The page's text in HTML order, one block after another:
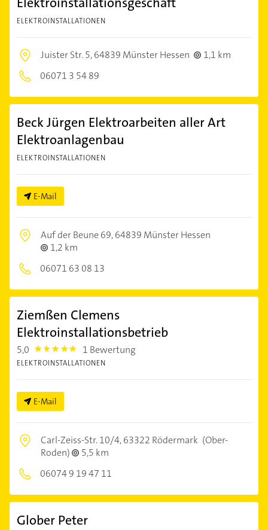
ELEKTROINSTALLATIONEN
Juister Str. 5,64839 Münster Hessen
1,1 km
06071 3 54 89
Beck Jürgen Elektroarbeiten aller Art
Elektroanlagenbau
ELEKTROINSTALLATIONEN
E-Mail
Auf der Beune 69,64839 Münster Hessen
1,2 km
06071 63 08 13
Ziemßen Clemens
Elektroinstallationsbetrieb
5,0 5.0 1 Bewertung
ELEKTROINSTALLATIONEN
E-Mail
Carl-Zeiss-Str. 10/4,63322 Rödermark (Ober-
Roden)
5,5 km
06074 9 19 47 11
Glober Peter